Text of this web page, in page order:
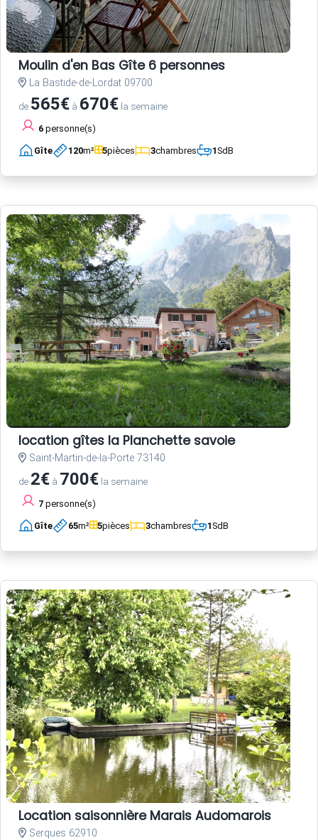
Moulin d'en Bas Gîte 6 personnes
La Bastide-de-Lordat 09700
de 565€ à 670€ la semaine
6 personne(s)
Gîte 120m² 5pièces 3chambres 1SdB
location gîtes la Planchette savoie
Saint-Martin-de-la-Porte 73140
de 2€ à 700€ la semaine
7 personne(s)
Gîte 65m² 5pièces 3chambres 1SdB
Location saisonnière Marais Audomarois
Serques 62910